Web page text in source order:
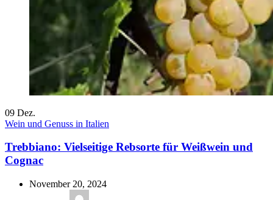
09 Dez.
Wein und Genuss in Italien
Trebbiano: Vielseitige Rebsorte für Weißwein und
Cognac
November 20, 2024